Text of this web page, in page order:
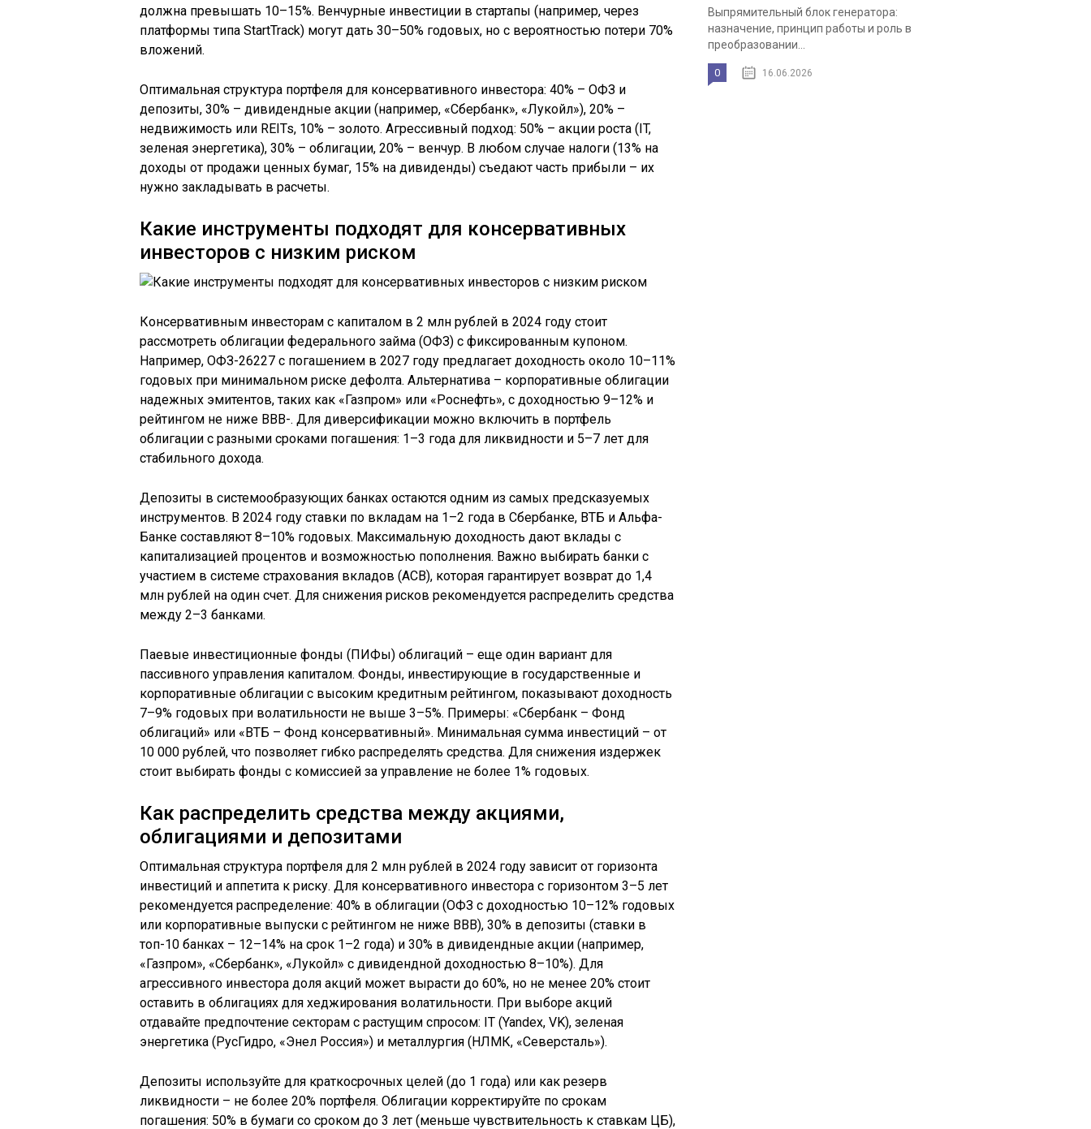
должна превышать 10–15%. Венчурные инвестиции в стартапы (например, через
платформы типа StartTrack) могут дать 30–50% годовых, но с вероятностью потери 70%
вложений.
Оптимальная структура портфеля для консервативного инвестора: 40% – ОФЗ и
депозиты, 30% – дивидендные акции (например, «Сбербанк», «Лукойл»), 20% –
недвижимость или REITs, 10% – золото. Агрессивный подход: 50% – акции роста (IT,
зеленая энергетика), 30% – облигации, 20% – венчур. В любом случае налоги (13% на
доходы от продажи ценных бумаг, 15% на дивиденды) съедают часть прибыли – их
нужно закладывать в расчеты.
Какие инструменты подходят для консервативных
инвесторов с низким риском
Консервативным инвесторам с капиталом в 2 млн рублей в 2024 году стоит
рассмотреть облигации федерального займа (ОФЗ) с фиксированным купоном.
Например, ОФЗ-26227 с погашением в 2027 году предлагает доходность около 10–11%
годовых при минимальном риске дефолта. Альтернатива – корпоративные облигации
надежных эмитентов, таких как «Газпром» или «Роснефть», с доходностью 9–12% и
рейтингом не ниже BBB-. Для диверсификации можно включить в портфель
облигации с разными сроками погашения: 1–3 года для ликвидности и 5–7 лет для
стабильного дохода.
Депозиты в системообразующих банках остаются одним из самых предсказуемых
инструментов. В 2024 году ставки по вкладам на 1–2 года в Сбербанке, ВТБ и Альфа-
Банке составляют 8–10% годовых. Максимальную доходность дают вклады с
капитализацией процентов и возможностью пополнения. Важно выбирать банки с
участием в системе страхования вкладов (АСВ), которая гарантирует возврат до 1,4
млн рублей на один счет. Для снижения рисков рекомендуется распределить средства
между 2–3 банками.
Паевые инвестиционные фонды (ПИФы) облигаций – еще один вариант для
пассивного управления капиталом. Фонды, инвестирующие в государственные и
корпоративные облигации с высоким кредитным рейтингом, показывают доходность
7–9% годовых при волатильности не выше 3–5%. Примеры: «Сбербанк – Фонд
облигаций» или «ВТБ – Фонд консервативный». Минимальная сумма инвестиций – от
10 000 рублей, что позволяет гибко распределять средства. Для снижения издержек
стоит выбирать фонды с комиссией за управление не более 1% годовых.
Как распределить средства между акциями,
облигациями и депозитами
Оптимальная структура портфеля для 2 млн рублей в 2024 году зависит от горизонта
инвестиций и аппетита к риску. Для консервативного инвестора с горизонтом 3–5 лет
рекомендуется распределение: 40% в облигации (ОФЗ с доходностью 10–12% годовых
или корпоративные выпуски с рейтингом не ниже BBB), 30% в депозиты (ставки в
топ-10 банках – 12–14% на срок 1–2 года) и 30% в дивидендные акции (например,
«Газпром», «Сбербанк», «Лукойл» с дивидендной доходностью 8–10%). Для
агрессивного инвестора доля акций может вырасти до 60%, но не менее 20% стоит
оставить в облигациях для хеджирования волатильности. При выборе акций
отдавайте предпочтение секторам с растущим спросом: IT (Yandex, VK), зеленая
энергетика (РусГидро, «Энел Россия») и металлургия (НЛМК, «Северсталь»).
Депозиты используйте для краткосрочных целей (до 1 года) или как резерв
ликвидности – не более 20% портфеля. Облигации корректируйте по срокам
погашения: 50% в бумаги со сроком до 3 лет (меньше чувствительность к ставкам ЦБ),
Выпрямительный блок генератора:
назначение, принцип работы и роль в
преобразовании...
0 16.06.2026